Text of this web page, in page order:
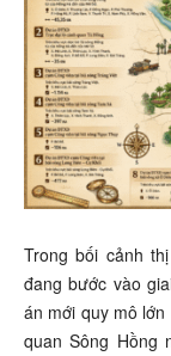
Trong bối cảnh
đang bước vào
án mới quy mô lớn
quan Sông Hồng